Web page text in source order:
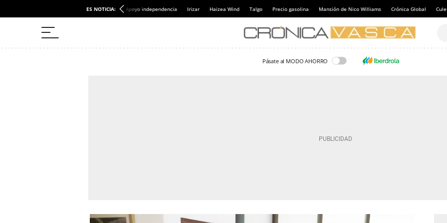
ES NOTICIA: Apoyo independencia Irizar Haizea Wind Talgo Precio gasolina Mansión de Nico Williams Crónica Global
Pásate al MODO AHORRO